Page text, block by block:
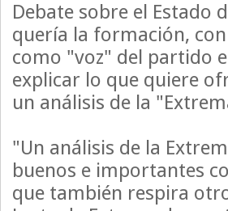
Debate sobre el Estado
quería la formación,
como "voz" del partido
explicar lo que quiere
un análisis de la
"Un análisis de la
buenos e importantes
que también respira